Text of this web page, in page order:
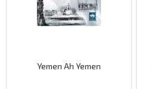
Yemen Ah Yemen